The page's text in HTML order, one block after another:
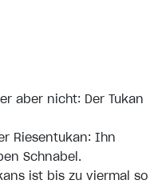
aber nicht: Der Tukan
Riesentukan: Ihn
Schnabel.
ist bis zu viermal so